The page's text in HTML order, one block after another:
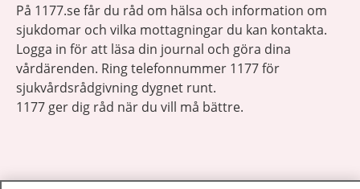
På 1177.se får du råd om hälsa och information om
sjukdomar och vilka mottagningar du kan kontakta.
Logga in för att läsa din journal och göra dina
vårdärenden. Ring telefonnummer 1177 för
sjukvårdsrådgivning dygnet runt.
1177 ger dig råd när du vill må bättre.